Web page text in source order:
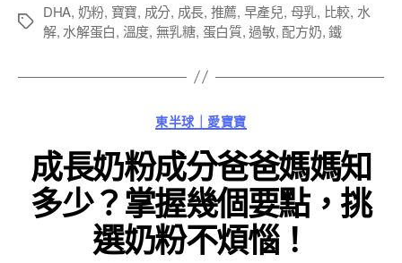
標
DHA, 奶粉, 寶寶, 成分, 成長, 推薦, 早產兒, 母乳, 比較, 水
解, 水解蛋白, 溫度, 無乳糖, 蛋白質,過敏,配方奶,鐵
分
類
東半球｜愛寶寶
成長奶粉成分爸爸媽媽知
多少？掌握幾個要點，挑
選奶粉不煩惱！